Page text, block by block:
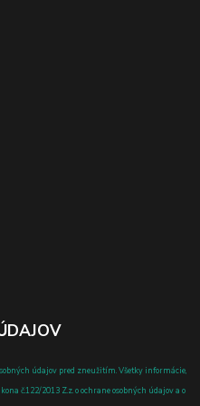
údajov pred zneužitím. Všetky informácie,
č.122/2013 Z.z. o ochrane osobných údajov a o